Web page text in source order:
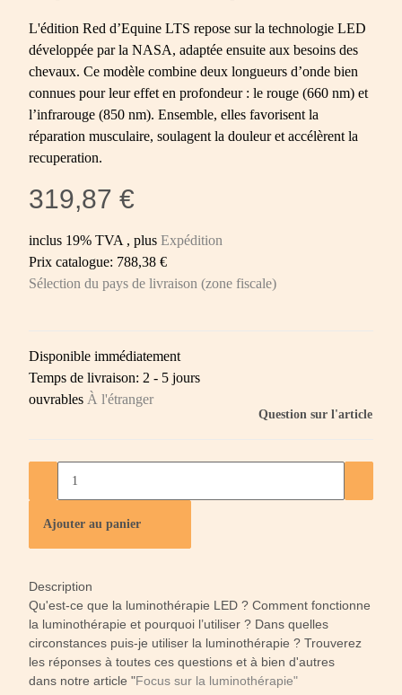
L'édition Red d’Equine LTS repose sur la technologie LED
développée par la NASA, adaptée ensuite aux besoins des
chevaux. Ce modèle combine deux longueurs d’onde bien
connues pour leur effet en profondeur : le rouge (660 nm) et
l’infrarouge (850 nm). Ensemble, elles favorisent la
réparation musculaire, soulagent la douleur et accélèrent la
recuperation.
319,87 €
inclus 19% TVA , plus Expédition
Prix catalogue: 788,38 €
Sélection du pays de livraison (zone fiscale)
Disponible immédiatement
Temps de livraison: 2 - 5 jours
ouvrables À l'étranger
Question sur l'article
Ajouter au panier
Description
Qu'est-ce que la luminothérapie LED ? Comment fonctionne
la luminothérapie et pourquoi l’utiliser ? Dans quelles
circonstances puis-je utiliser la luminothérapie ? Trouverez
les réponses à toutes ces questions et à bien d'autres
dans notre article "Focus sur la luminothérapie"